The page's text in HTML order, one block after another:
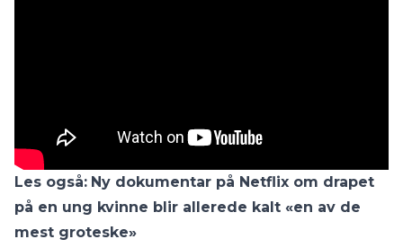
Les også: Ny dokumentar på Netflix om drapet
på en ung kvinne blir allerede kalt «en av de
mest groteske»